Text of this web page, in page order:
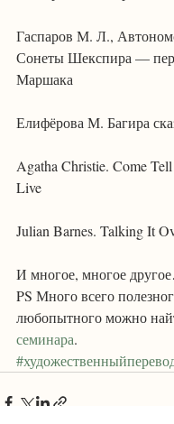
Гаспаров М. Л.,
Сонеты Шекспира —
Маршака
Елифёрова М. Багира
Agatha Christie. Come
Live
Julian Barnes. Talking It
И многое, многое
PS Много всего
любопытного можно
семинара.